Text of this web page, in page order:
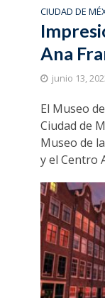
CIUDAD DE
Ana
junio 13,
El Museo
Ciudad de
Museo de
y el Centro